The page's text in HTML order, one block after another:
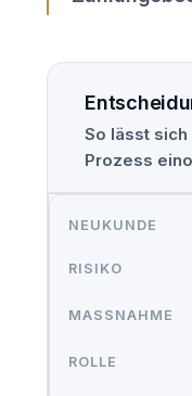
So lässt
Prozess
NEUKUNDE